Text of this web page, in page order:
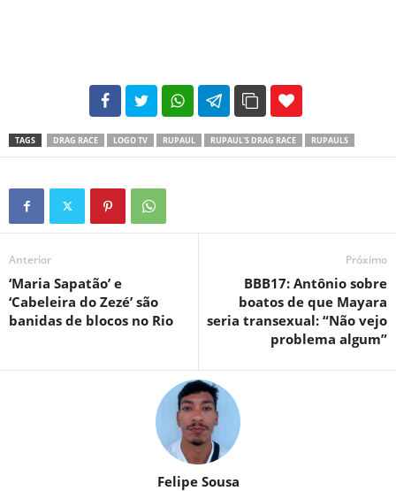
102 35
TAGS DRAG RACE LOGO TV RUPAUL RUPAUL'S DRAG RACE RUPAULS
Anterior
‘Maria Sapatão’ e
‘Cabeleira do Zezé’ são
banidas de blocos no Rio
Próximo
BBB17: Antônio sobre
boatos de que Mayara
seria transexual: “Não vejo
problema algum”
Felipe Sousa